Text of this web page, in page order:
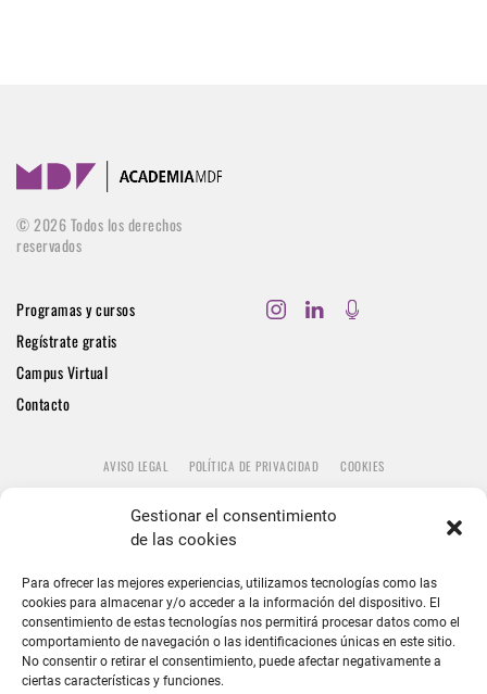
Gestionar el consentimiento
de las cookies
Para ofrecer las mejores experiencias, utilizamos tecnologías como las
cookies para almacenar y/o acceder a la información del dispositivo. El
consentimiento de estas tecnologías nos permitirá procesar datos como el
comportamiento de navegación o las identificaciones únicas en este sitio.
No consentir o retirar el consentimiento, puede afectar negativamente a
ciertas características y funciones.
©2026Todos los derechos
reservados
Programas y cursos
Regístrate gratis
Campus Virtual
Contacto
AVISO LEGAL POLÍTICA DE PRIVACIDAD COOKIES